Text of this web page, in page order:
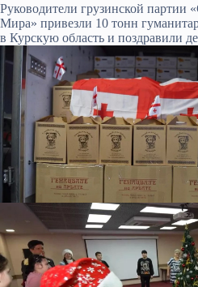
Руководители грузинской партии
Мира» привезли 10 тонн
в Курскую область и поздравили